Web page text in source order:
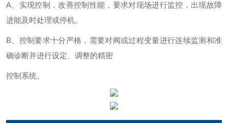
A 、实现控制，改善控制性能，要求对现场进行监控，出现故障
进能及时处理或停机。
B 、控制要求十分严格，需要对阀或过程变量进行连续监测和准
确诊断并进行设定、调整的精密
控制系统。